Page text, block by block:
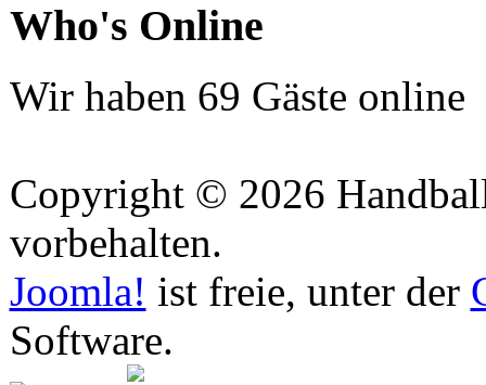
Who's Online
Wir haben 69 Gäste online
Copyright © 2026
vorbehalten.
Joomla! ist freie, unter der
Software.